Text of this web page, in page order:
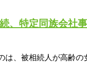
、特定同族会社
、被相続人が高齢の